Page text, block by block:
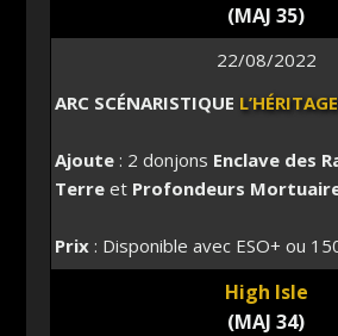
(MAJ 35)
22/08/2022
ARC SCÉNARISTIQUE
Ajoute: 2 donjons Enclave des
Terre et Profondeurs
Prix: Disponible avec ESO+ ou
High Isle
(MAJ 34)